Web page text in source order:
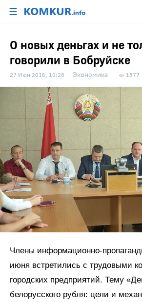
☰
О новых деньгах и не
говорили в Бобруйске
27 Июн 2016, 10:28 Экономика 1877
Члены информационно-
июня встретились с трудовыми
городских предприятий. Тему
белорусского рубля: цели и